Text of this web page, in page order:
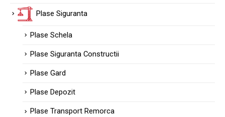
Plase Siguranta
Plase Schela
Plase Siguranta Constructii
Plase Gard
Plase Depozit
Plase Transport Remorca